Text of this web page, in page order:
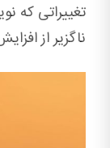
تغییراتی که
ناگزیر از